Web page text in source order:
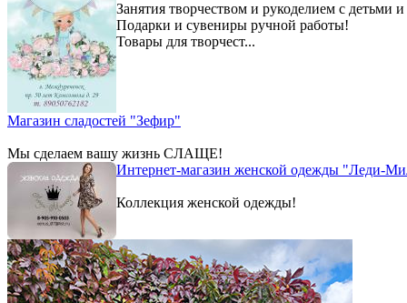
Занятия творчеством и рукоделием с детьми
Подарки и сувениры ручной работы!
Товары для творчест...
Магазин сладостей "Зефир"
Мы сделаем вашу жизнь СЛАЩЕ!
Интернет-магазин женской одежды "Леди-
Коллекция женской одежды!